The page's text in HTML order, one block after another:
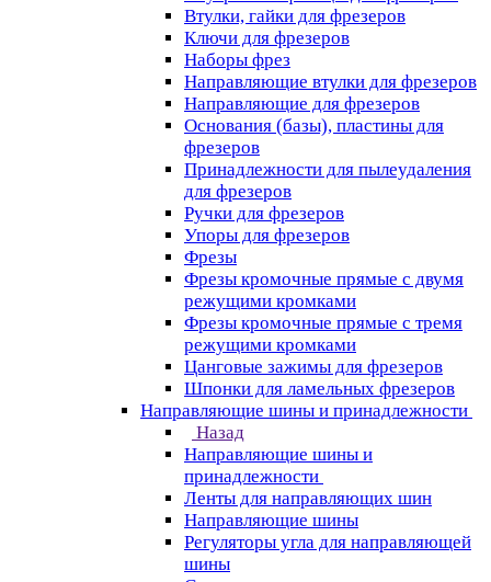
Втулки, гайки для фрезеров
Ключи для фрезеров
Наборы фрез
Направляющие втулки для фрезеров
Направляющие для фрезеров
Основания (базы), пластины для
фрезеров
Принадлежности для пылеудаления
для фрезеров
Ручки для фрезеров
Упоры для фрезеров
Фрезы
Фрезы кромочные прямые с двумя
режущими кромками
Фрезы кромочные прямые с тремя
режущими кромками
Цанговые зажимы для фрезеров
Шпонки для ламельных фрезеров
Направляющие шины и принадлежности
Назад
Направляющие шины и
принадлежности
Ленты для направляющих шин
Направляющие шины
Регуляторы угла для направляющей
шины